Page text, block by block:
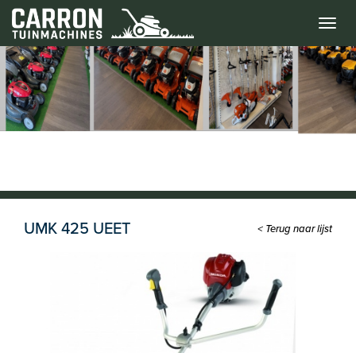
Menu
UMK 425 UEET < Terug naar lijst